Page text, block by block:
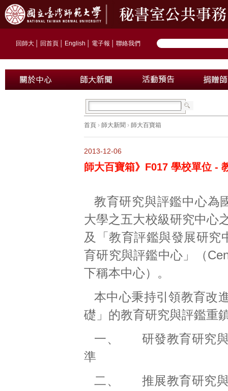
回師大 回首頁 English 電子報 聯絡我們
首頁 › 師大新聞 › 師大百寶箱
2013-12-06
師大百寶箱》F017 學校單位 -
教育研究與評鑑中心為
大學之五大校級研究中心
及「教育評鑑與發展研究
育研究與評鑑中心」（
下稱本中心）。
本中心秉持引領教育改
礎」的教育研究與評鑑重
一、
研發教育研究
準
二、
推展教育研究